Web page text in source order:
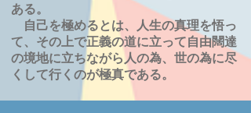
ある。
自己を極めるとは、
人生の真理を悟っ
て、その上で正義の道に立って自由闊達
の境地に立ちながら人の為、世の為に尽
くして行くのが極真である。